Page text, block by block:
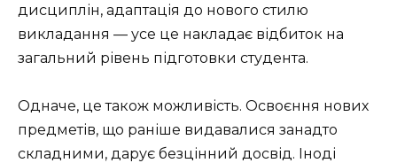
дисциплін, адаптація до нового стилю
викладання — усе це накладає відбиток на
загальний рівень підготовки студента.
Одначе, це також можливість. Освоєння нових
предметів, що раніше видавалися занадто
складними, дарує безцінний досвід. Іноді